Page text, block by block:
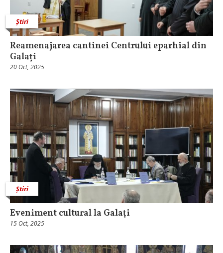
Știri
Reamenajarea cantinei Centrului eparhial din
Galați
20 Oct, 2025
Știri
Eveniment cultural la Galaţi
15 Oct, 2025